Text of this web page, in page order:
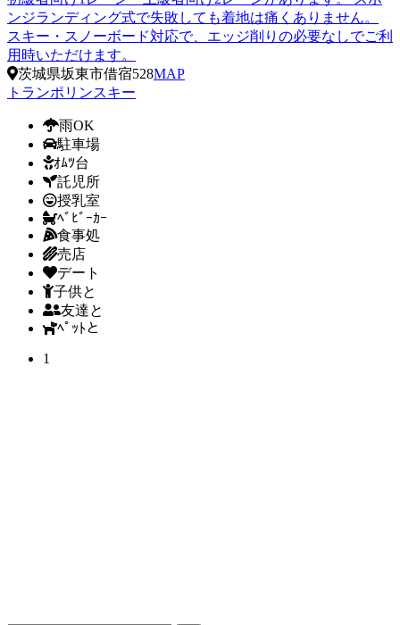
ンジランディング式で失敗しても着地は痛くありません。
スキー・スノーボード対応で、エッジ削りの必要なしでご利
用時いただけます。
茨城県坂東市借宿528MAP
トランポリンスキー
雨OK
駐車場
ｵﾑﾂ台
託児所
授乳室
ﾍﾞﾋﾞｰｶｰ
食事処
売店
デート
子供と
友達と
ﾍﾟｯﾄと
1